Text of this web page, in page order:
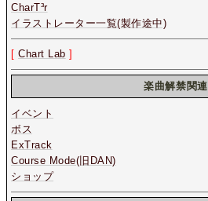
CharT³r
イラストレーター一覧(製作途中)
[Chart Lab ]
楽曲解禁関連
イベント
ボス
ExTrack
Course Mode(旧DAN)
ショップ